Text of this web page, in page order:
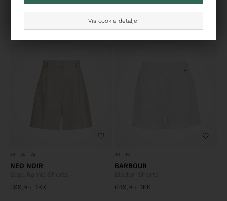
Vis cookie detaljer
CO'COUTURE
Kiana Pin Pleat Bermuda Shorts
799,95 DKK
ESSENTIEL ANTWERP
Intro Tailores Bermuda Shorts
1.350,00 DKK
34 36 38
NEO NOIR
399,95 DKK
40 42
BARBOUR
649,95 DKK